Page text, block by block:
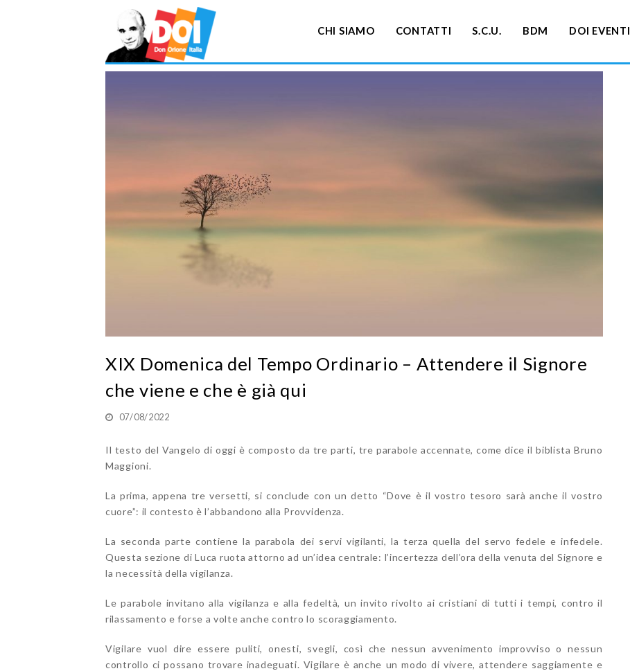
CHI SIAMO CONTATTI S.C.U. BDM DOI EVENTI
XIX Domenica del Tempo Ordinario – Attendere il Signore
che viene e che è già qui
07/08/2022
Il testo del Vangelo di oggi è composto da tre parti, tre parabole accennate, come dice il biblista Bruno
Maggioni.
La prima, appena tre versetti, si conclude con un detto “Dove è il vostro tesoro sarà anche il vostro
cuore”: il contesto è l’abbandono alla Provvidenza.
La seconda parte contiene la parabola dei servi vigilanti, la terza quella del servo fedele e infedele.
Questa sezione di Luca ruota attorno ad un’idea centrale: l’incertezza dell’ora della venuta del Signore e
la necessità della vigilanza.
Le parabole invitano alla vigilanza e alla fedeltà, un invito rivolto ai cristiani di tutti i tempi, contro il
rilassamento e forse a volte anche contro lo scoraggiamento.
Vigilare vuol dire essere puliti, onesti, svegli, così che nessun avvenimento improvviso o nessun
controllo ci possano trovare inadeguati. Vigilare è anche un modo di vivere, attendere saggiamente e